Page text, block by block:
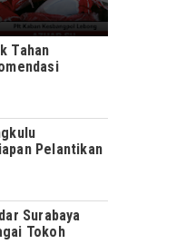
Tahan
Pelantikan
Surabaya
Tokoh